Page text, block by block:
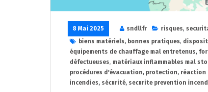
8 Mai 2025 sndllfr risques,
biens matériels, bonnes pratiques,
équipements de chauffage mal entretenus,
défectueuses, matériaux inflammables mal
procédures d'évacuation, protection, réaction
incendies, sécurité, securite prevention